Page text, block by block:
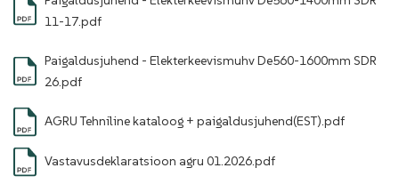
11-17.pdf
Paigaldusjuhend - Elekterkeevismuhv De560-1600mm SDR
26.pdf
AGRU Tehniline kataloog + paigaldusjuhend(EST).pdf
Vastavusdeklaratsioon agru 01.2026.pdf